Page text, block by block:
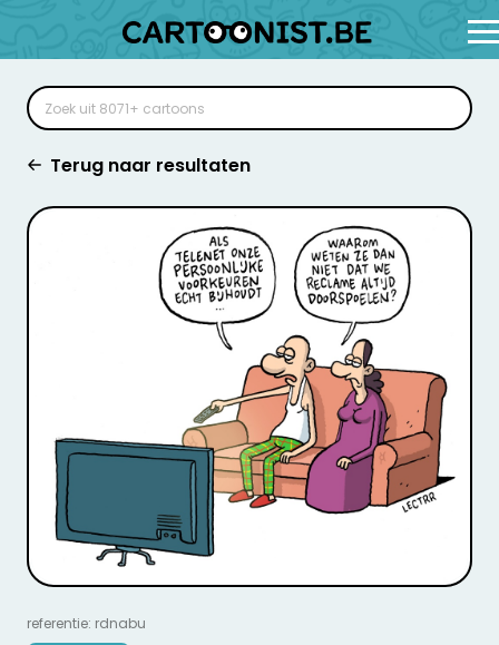
Terug naar resultaten
referentie: rdnabu